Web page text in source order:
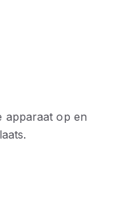
apparaat op en